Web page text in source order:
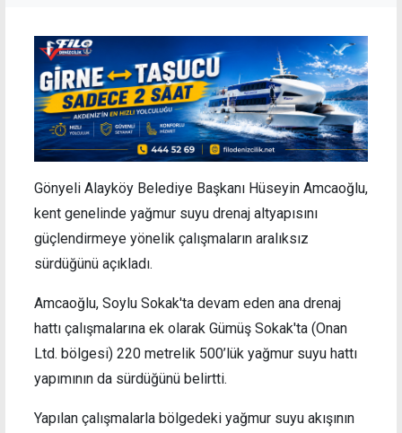
Gönyeli Alayköy Belediye Başkanı Hüseyin Amcaoğlu,
kent genelinde yağmur suyu drenaj altyapısını
güçlendirmeye yönelik çalışmaların aralıksız
sürdüğünü açıkladı.
Amcaoğlu, Soylu Sokak'ta devam eden ana drenaj
hattı çalışmalarına ek olarak Gümüş Sokak'ta (Onan
Ltd. bölgesi) 220 metrelik 500’lük yağmur suyu hattı
yapımının da sürdüğünü belirtti.
Yapılan çalışmalarla bölgedeki yağmur suyu akışının